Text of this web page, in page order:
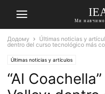
Ми навчимо
Додому Últimas noticias y
dentro del curso tecnológico más
Últimas noticias y artículos
“AI